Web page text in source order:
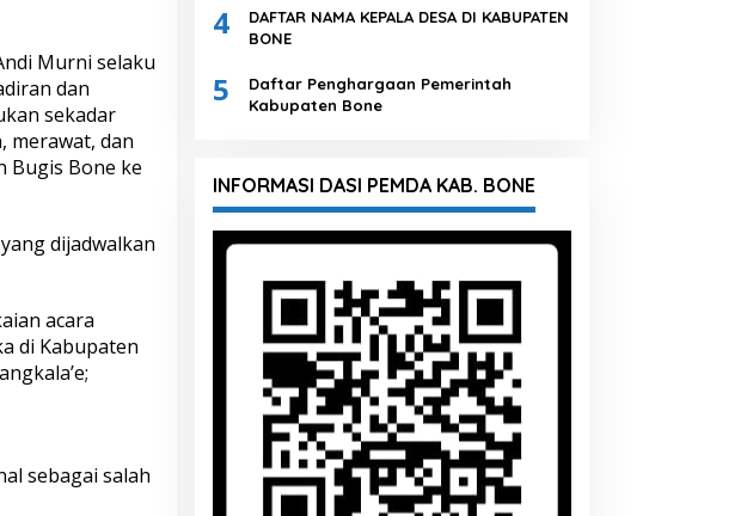
Murni selaku
dan
sekadar
merawat, dan
Bugis Bone ke
dijadwalkan
acara
di Kabupaten
sebagai salah
4
DAFTAR NAMA KEPALA DESA DI KABUPATEN
BONE
5
Daftar Penghargaan Pemerintah
Kabupaten Bone
INFORMASI DASI PEMDA KAB. BONE